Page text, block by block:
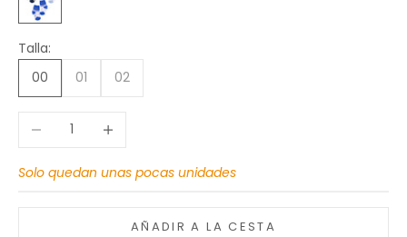
Talla:
00
01 02
Reducir cantidadAumentar cantidad
Solo quedan unas pocas unidades
AÑADIR A LA CESTA